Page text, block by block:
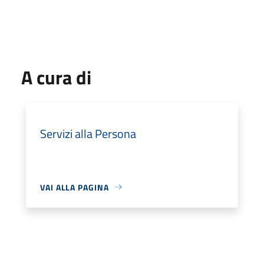
A cura di
Servizi alla Persona
VAI ALLA PAGINA